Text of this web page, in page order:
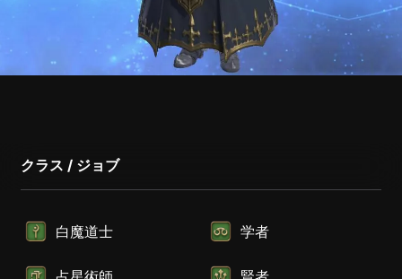
クラス / ジョブ
白魔道士 学者